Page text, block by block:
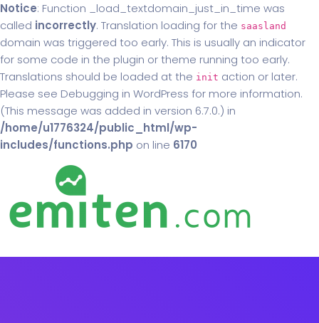
Notice: Function _load_textdomain_just_in_time was
called incorrectly. Translation loading for the saasland
domain was triggered too early. This is usually an indicator
for some code in the plugin or theme running too early.
Translations should be loaded at the init action or later.
Please see Debugging in WordPress for more information.
(This message was added in version 6.7.0.) in
/home/u1776324/public_html/wp-
includes/functions.php on line 6170